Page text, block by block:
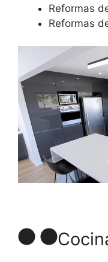
Reformas
Reformas